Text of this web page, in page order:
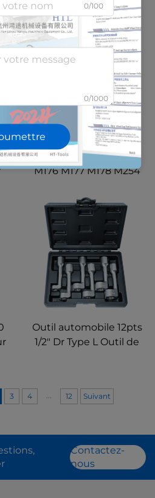
l'assemblage de rail
d'injecteur de carburant
avec joints et outil
d'injection directe 6706
pour Cadillac Saturn
Pontiac et Chevrolet
Pour Mercedes M139
M176 M177 M178 M254
M276 M278 Outil de
Démontage/Montage
des Jointures de Rail
d'Injecteurs de
Carburant
Outil automobile 12pts
1/2" Dr Type L Outil de
embase en T Ensemble
de clé à douille
3 4 12 Suivant
Contactez-
nous
0/100
0/1000